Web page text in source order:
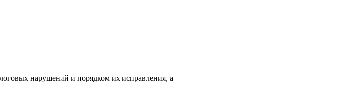
нарушений и порядком их исправления, а